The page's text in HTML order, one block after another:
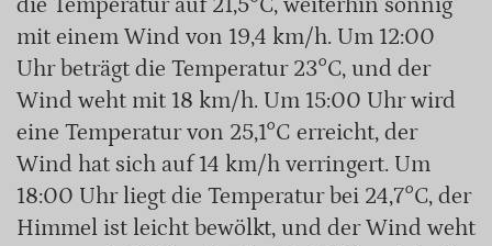
die Temperatur auf 21,5°C, weiterhin sonnig
mit einem Wind von 19,4 km/h. Um 12:00
Uhr beträgt die Temperatur 23°C, und der
Wind weht mit 18 km/h. Um 15:00 Uhr wird
eine Temperatur von 25,1°C erreicht, der
Wind hat sich auf 14 km/h verringert. Um
18:00 Uhr liegt die Temperatur bei 24,7°C, der
Himmel ist leicht bewölkt, und der Wind weht